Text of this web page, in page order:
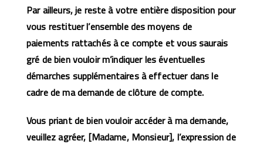
Par ailleurs, je reste à votre entière disposition pour
vous restituer l’ensemble des moyens de
paiements rattachés à ce compte et vous saurais
gré de bien vouloir m’indiquer les éventuelles
démarches supplémentaires à effectuer dans le
cadre de ma demande de clôture de compte.
Vous priant de bien vouloir accéder à ma demande,
veuillez agréer, [Madame, Monsieur], l’expression de